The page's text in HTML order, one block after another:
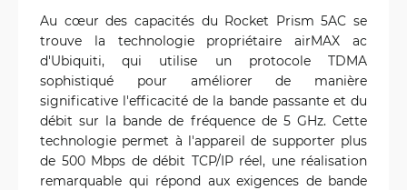
Au cœur des capacités du Rocket Prism 5AC se
trouve la technologie propriétaire airMAX ac
d'Ubiquiti, qui utilise un protocole TDMA
sophistiqué pour améliorer de manière
significative l'efficacité de la bande passante et du
débit sur la bande de fréquence de 5 GHz. Cette
technologie permet à l'appareil de supporter plus
de 500 Mbps de débit TCP/IP réel, une réalisation
remarquable qui répond aux exigences de bande